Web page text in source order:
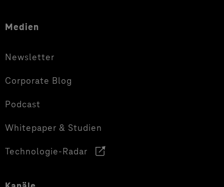
Medien
Newsletter
Corporate Blog
Podcast
Whitepaper & Studien
Technologie-Radar